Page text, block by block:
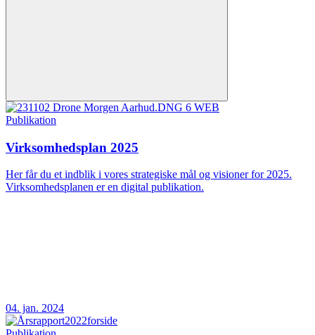
Publikation
Virksomhedsplan 2025
Her får du et indblik i vores strategiske mål og visioner for 2025.
Virksomhedsplanen er en digital publikation.
04. jan. 2024